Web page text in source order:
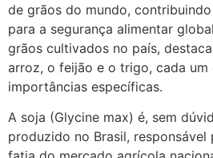
de grãos do mundo,
para a segurança alimentar
grãos cultivados no país,
arroz, o feijão e o trigo, cada
importâncias específicas.
A soja (Glycine max) é, sem
produzido no Brasil, responsável